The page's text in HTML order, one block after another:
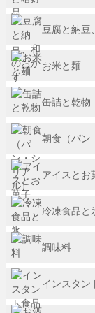
豆腐と納
お米と麺
缶詰と乾物
朝食（パ
アイスと
冷凍食品と
調味料
インスタ